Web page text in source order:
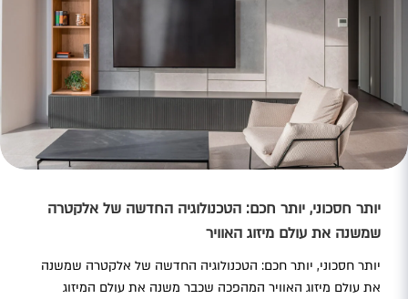
יותר חסכוני, יותר חכם: הטכנולוגיה החדשה של אלקטרה
שמשנה את עולם מיזוג האוויר
יותר חסכוני, יותר חכם: הטכנולוגיה החדשה של אלקטרה שמשנה
את עולם מיזוג האוויר המהפכה שכבר משנה את עולם המיזוג